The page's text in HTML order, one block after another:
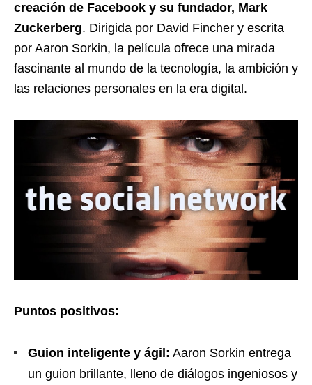
creación de Facebook y su fundador, Mark
Zuckerberg. Dirigida por David Fincher y escrita
por Aaron Sorkin, la película ofrece una mirada
fascinante al mundo de la tecnología, la ambición y
las relaciones personales en la era digital.
Puntos positivos:
Guion inteligente y ágil: Aaron Sorkin entrega
un guion brillante, lleno de diálogos ingeniosos y